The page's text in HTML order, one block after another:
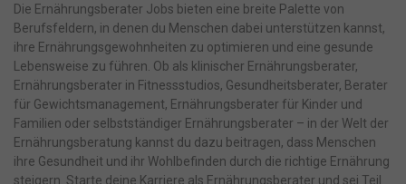
Die Ernährungsberater Jobs bieten eine breite Palette von
Berufsfeldern, in denen du Menschen dabei unterstützen kannst,
ihre Ernährungsgewohnheiten zu optimieren und eine gesunde
Lebensweise zu führen. Ob als klinischer Ernährungsberater,
Ernährungsberater in Fitnessstudios, Gesundheitsberater, Berater
für Gewichtsmanagement, Ernährungsberater für Kinder und
Familien oder selbstständiger Ernährungsberater – in der Welt der
Ernährungsberatung kannst du dazu beitragen, dass Menschen
ihre Gesundheit und ihr Wohlbefinden durch die richtige Ernährung
steigern. Starte deine Karriere als Ernährungsberater und sei Teil